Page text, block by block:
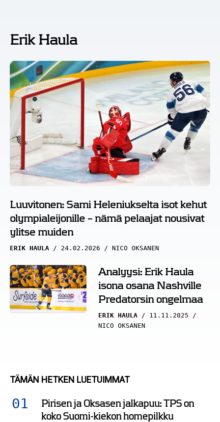
Erik Haula
Luuvitonen: Sami Heleniukselta isot kehut
olympialeijonille – nämä pelaajat nousivat
ylitse muiden
ERIK HAULA 24.02.2026 NICO OKSANEN
Analyysi: Erik Haula
isona osana Nashville
Predatorsin ongelmaa
ERIK HAULA
11.11.2025
NICO OKSANEN
TÄMÄN HETKEN LUETUIMMAT
Pirisen ja Oksasen jalkapuu: TPS on
koko Suomi-kiekon homepilkku